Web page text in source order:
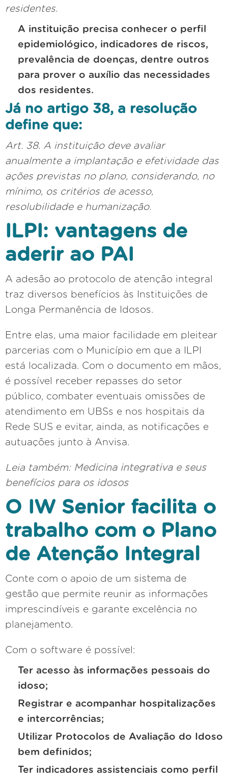
residentes.
A instituição precisa conhecer o perfil
epidemiológico, indicadores de riscos,
prevalência de doenças, dentre outros
para prover o auxílio das necessidades
dos residentes.
Já no artigo 38, a resolução
define que:
Art. 38. A instituição deve avaliar
anualmente a implantação e efetividade das
ações previstas no plano, considerando, no
mínimo, os critérios de acesso,
resolubilidade e humanização.
ILPI: vantagens de
aderir ao PAI
A adesão ao protocolo de atenção integral
traz diversos benefícios às Instituições de
Longa Permanência de Idosos.
Entre elas, uma maior facilidade em pleitear
parcerias com o Município em que a ILPI
está localizada. Com o documento em mãos,
é possível receber repasses do setor
público, combater eventuais omissões de
atendimento em UBSs e nos hospitais da
Rede SUS e evitar, ainda, as notificações e
autuações junto à Anvisa.
Leia também: Medicina integrativa e seus
benefícios para os idosos
O IW Senior facilita o
trabalho com o Plano
de Atenção Integral
Conte com o apoio de um sistema de
gestão que permite reunir as informações
imprescindíveis e garante excelência no
planejamento.
Com o software é possível:
Ter acesso às informações pessoais do
idoso;
Registrar e acompanhar hospitalizações
e intercorrências;
Utilizar Protocolos de Avaliação do Idoso
bem definidos;
Ter indicadores assistenciais como perfil